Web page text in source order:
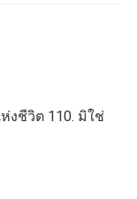
งชีวิต 110. มิใช่